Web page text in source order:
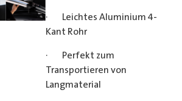
· Leichtes Aluminium 4-
Kant Rohr
· Perfekt zum
Transportieren von
Langmaterial